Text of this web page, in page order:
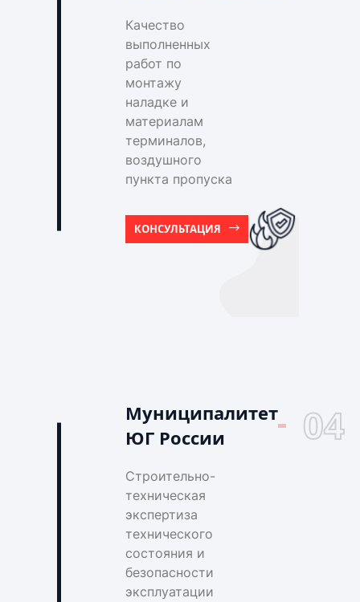
Качество
выполненных
работ по
монтажу
наладке и
материалам
терминалов,
воздушного
пункта пропуска
КОНСУЛЬТАЦИЯ
Муниципалитет
ЮГ России
04
Строительно-
техническая
экспертиза
технического
состояния и
безопасности
эксплуатации